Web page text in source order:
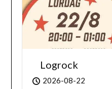
Logrock
2026-08-22